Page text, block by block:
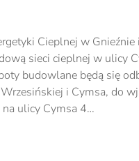
Cieplnej w Gnieźnie
sieci cieplnej w ulicy
budowlane będą się
i Cymsa, do
ulicy Cymsa 4…